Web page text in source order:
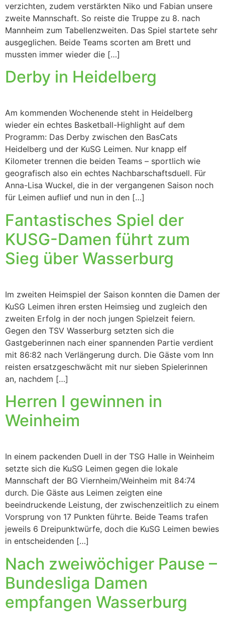
verzichten, zudem verstärkten Niko und Fabian unsere
zweite Mannschaft. So reiste die Truppe zu 8. nach
Mannheim zum Tabellenzweiten. Das Spiel startete sehr
ausgeglichen. Beide Teams scorten am Brett und
mussten immer wieder die […]
Derby in Heidelberg
Am kommenden Wochenende steht in Heidelberg
wieder ein echtes Basketball-Highlight auf dem
Programm: Das Derby zwischen den BasCats
Heidelberg und der KuSG Leimen. Nur knapp elf
Kilometer trennen die beiden Teams – sportlich wie
geografisch also ein echtes Nachbarschaftsduell. Für
Anna-Lisa Wuckel, die in der vergangenen Saison noch
für Leimen auflief und nun in den […]
Fantastisches Spiel der
KUSG-Damen führt zum
Sieg über Wasserburg
Im zweiten Heimspiel der Saison konnten die Damen der
KuSG Leimen ihren ersten Heimsieg und zugleich den
zweiten Erfolg in der noch jungen Spielzeit feiern.
Gegen den TSV Wasserburg setzten sich die
Gastgeberinnen nach einer spannenden Partie verdient
mit 86:82 nach Verlängerung durch. Die Gäste vom Inn
reisten ersatzgeschwächt mit nur sieben Spielerinnen
an, nachdem […]
Herren I gewinnen in
Weinheim
In einem packenden Duell in der TSG Halle in Weinheim
setzte sich die KuSG Leimen gegen die lokale
Mannschaft der BG Viernheim/Weinheim mit 84:74
durch. Die Gäste aus Leimen zeigten eine
beeindruckende Leistung, der zwischenzeitlich zu einem
Vorsprung von 17 Punkten führte. Beide Teams trafen
jeweils 6 Dreipunktwürfe, doch die KuSG Leimen bewies
in entscheidenden […]
Nach zweiwöchiger Pause –
Bundesliga Damen
empfangen Wasserburg